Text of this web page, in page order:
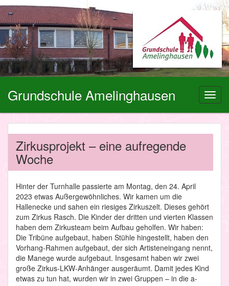
Grundschule Amelinghausen
Zirkusprojekt – eine aufregende
Woche
Hinter der Turnhalle passierte am Montag, den 24. April
2023 etwas Außergewöhnliches. Wir kamen um die
Hallenecke und sahen ein riesiges Zirkuszelt. Dieses gehört
zum Zirkus Rasch. Die Kinder der dritten und vierten Klassen
haben dem Zirkusteam beim Aufbau geholfen. Wir haben:
Die Tribüne aufgebaut, haben Stühle hingestellt, haben den
Vorhang-Rahmen aufgebaut, der sich Artisteneingang nennt,
die Manege wurde aufgebaut. Insgesamt haben wir zwei
große Zirkus-LKW-Anhänger ausgeräumt. Damit jedes Kind
etwas zu tun hat, wurden wir in zwei Gruppen – in die a-